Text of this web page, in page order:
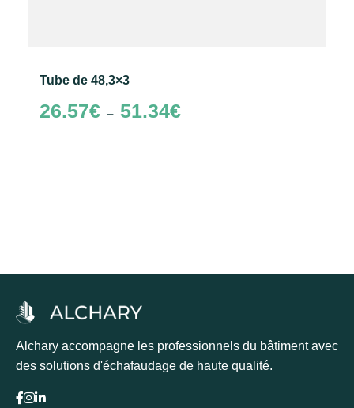
Tube de 48,3×3
26.57€ – 51.34€
Alchary accompagne les professionnels du bâtiment avec
des solutions d'échafaudage de haute qualité.